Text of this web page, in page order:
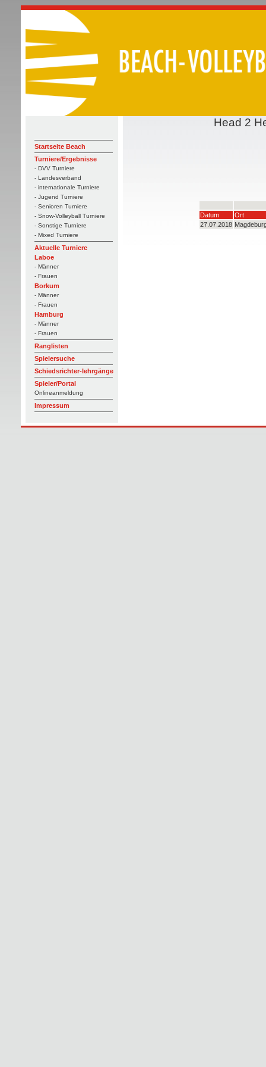
Startseite Beach
Turniere/Ergebnisse
- DVV Turniere
- Landesverband
- internationale Turniere
- Jugend Turniere
- Senioren Turniere
- Snow-Volleyball Turniere
- Sonstige Turniere
- Mixed Turniere
Aktuelle Turniere
Laboe
- Männer
- Frauen
Borkum
- Männer
- Frauen
Hamburg
- Männer
- Frauen
Ranglisten
Spielersuche
Schiedsrichter-lehrgänge
Spieler/Portal
Onlineanmeldung
Impressum
Head 2
Datum
Ort
27.07.2018